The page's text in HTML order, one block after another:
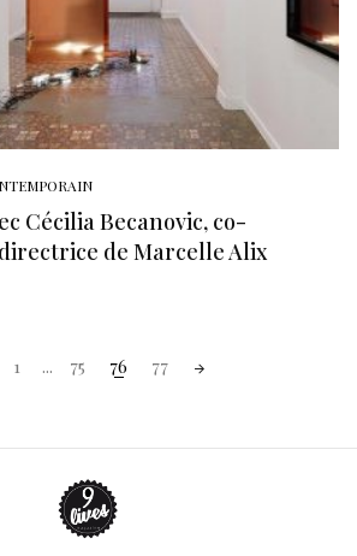
Cécilia Becanovic, co-
de Marcelle Alix
1 ... 75 76 77